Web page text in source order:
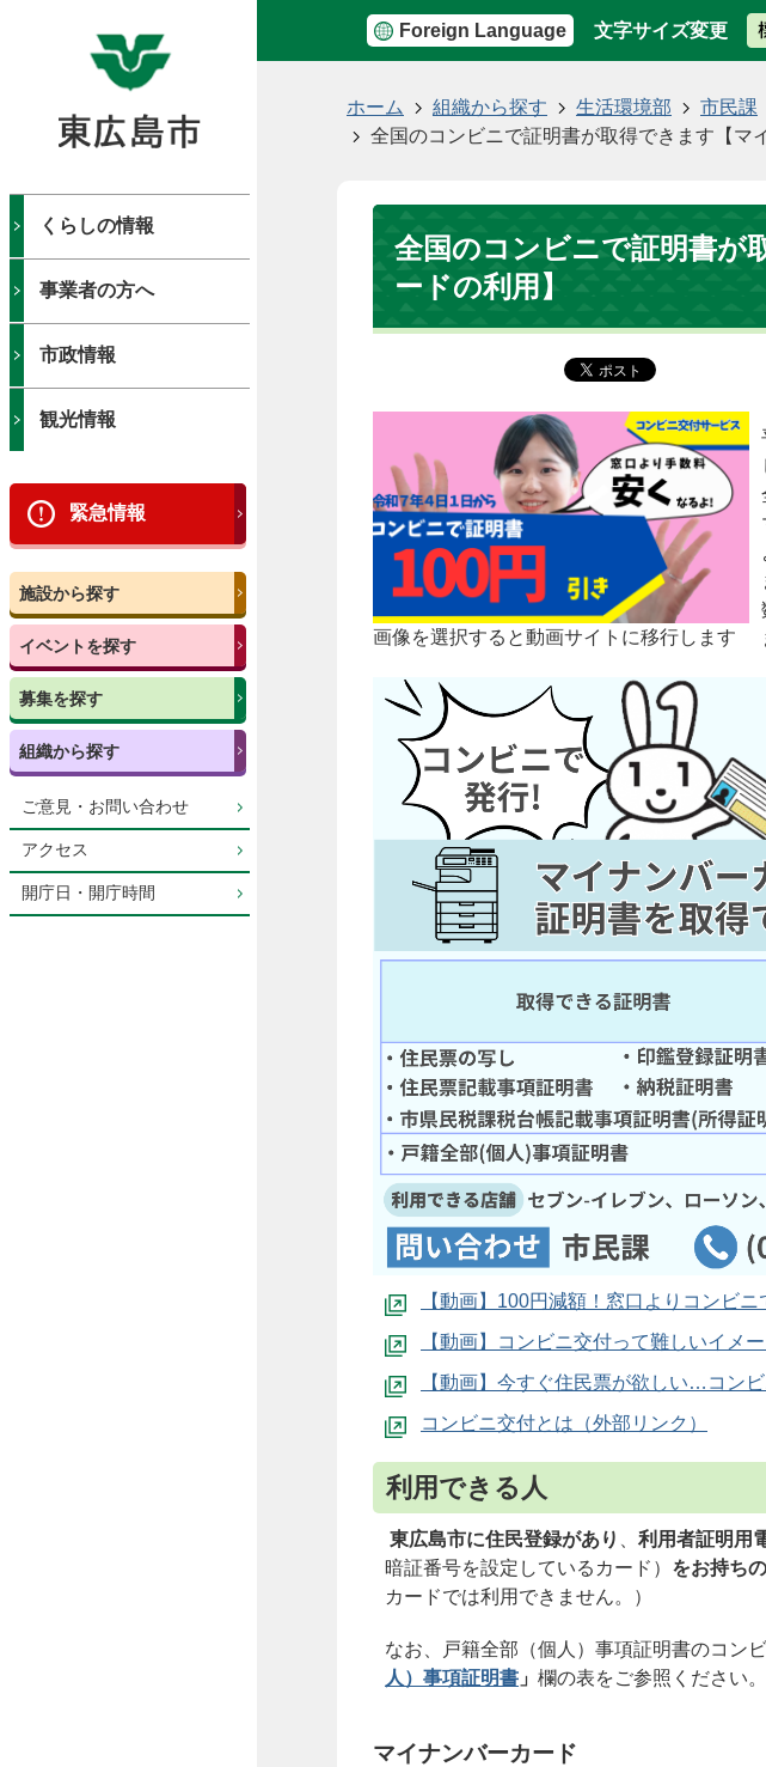
Foreign Language 文字サイズ変更
くらしの情報
事業者の方へ
市政情報
観光情報
緊急情報
施設から探す
イベントを探す
募集を探す
組織から探す
ご意見・お問い合わせ
アクセス
開庁日・開庁時間
ホーム 組織から探す 生活環境部 市民課
全国のコンビニで証明書が取得できます【マ
全国のコンビニで証明書が
ードの利用】
画像を選択すると動画サイトに移行します
【動画】100円減額！窓口よりコンビ
【動画】コンビニ交付って難しいイメ
【動画】今すぐ住民票が欲しい…コン
コンビニ交付とは
利用できる人
東広島市に住民登録があり 利用者証明用
暗証番号を設定しているカード） をお持ち
カードでは利用できません。）
なお、戸籍全部（個人）事項証明書のコン
人）事項証明書 」 欄の表をご参照ください。
マイナンバーカード